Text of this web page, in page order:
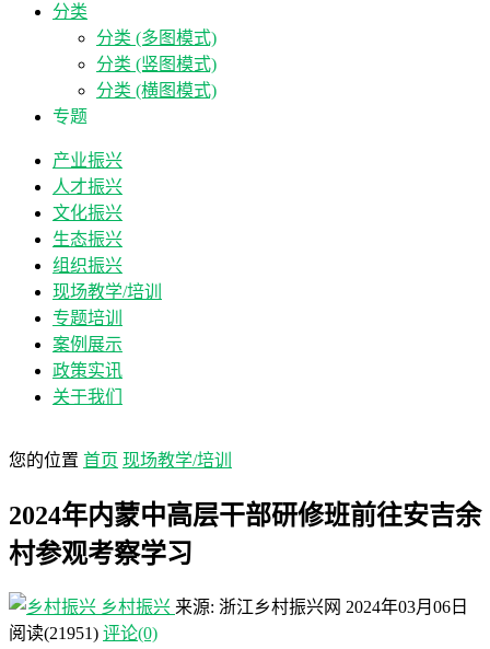
分类
分类 (多图模式)
分类 (竖图模式)
分类 (横图模式)
专题
产业振兴
人才振兴
文化振兴
生态振兴
组织振兴
现场教学/培训
专题培训
案例展示
政策实讯
关于我们
您的位置 首页 现场教学/培训
2024年内蒙中高层干部研修班前往安吉余
村参观考察学习
乡村振兴 来源: 浙江乡村振兴网 2024年03月06日
阅读(21951) 评论(0)